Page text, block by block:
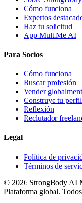
Cómo funciona
Expertos
Haz tu solicitud
App MultiMe AI
Para Socios
Cómo funciona
Buscar profesión
Vender
Construye tu perfil
Reflexión
Reclutador
Legal
Política de
Términos de
© 2026 StrongBody AI
Plataforma global.